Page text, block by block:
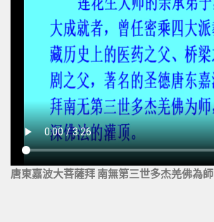
唐東嘉波大菩薩拜 南無第三世多杰羌佛為師